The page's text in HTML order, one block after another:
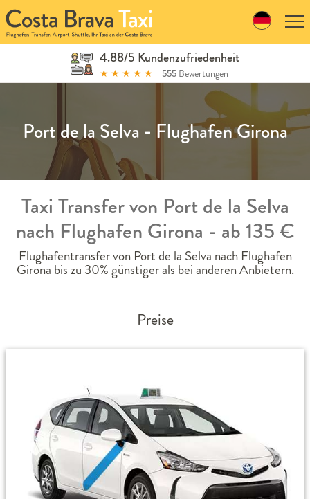
Skip
to
navigation
Skip
4.88/5 Kundenzufriedenheit
★ ★ ★ ★ ★ 555 Bewertungen
Port de la Selva - Flughafen Girona
Taxi Transfer von Port de la Selva
nach Flughafen Girona - ab 135 €
Flughafentransfer von Port de la Selva nach Flughafen
Girona bis zu 30% günstiger als bei anderen Anbietern.
Preise